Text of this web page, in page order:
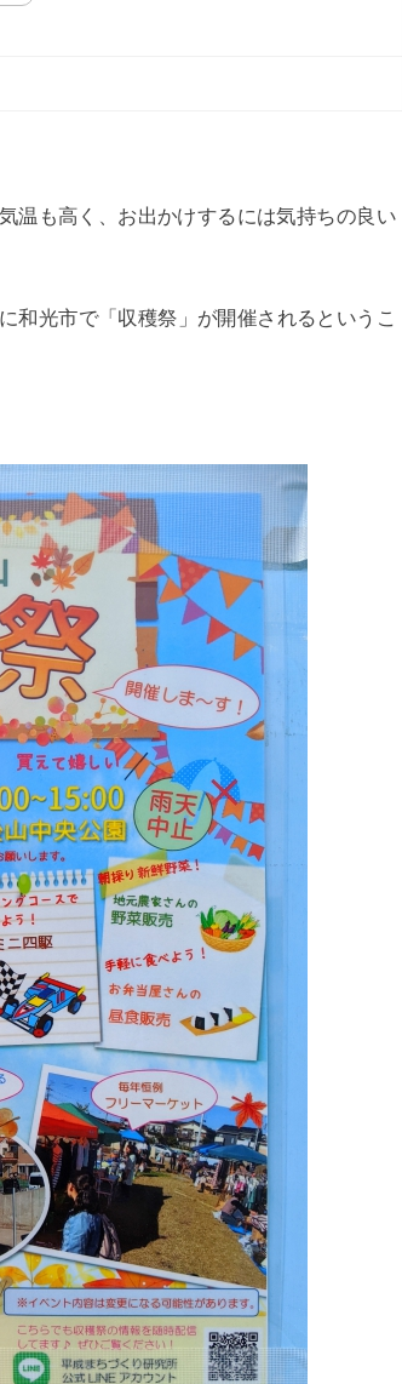
温も高く、お出かけするには気持ちの良い
和光市で「収穫祭」が開催されるというこ